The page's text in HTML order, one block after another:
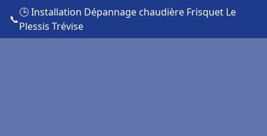
📞
🕒 Installation Dépannage chaudière Frisquet Le
Plessis Trévise